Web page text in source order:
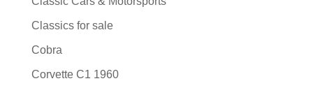
Classics for sale
Cobra
Corvette C1 1960